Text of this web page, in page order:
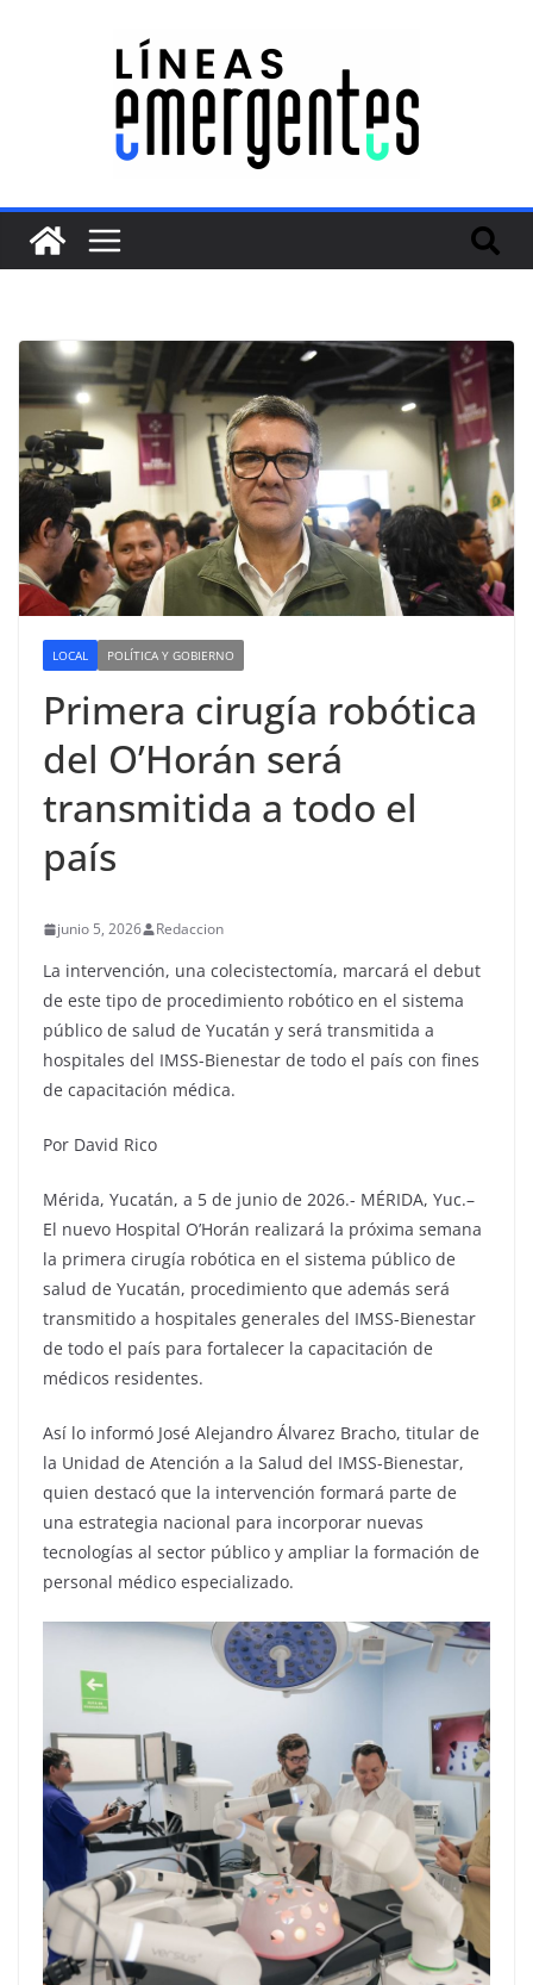
LOCAL POLÍTICA Y GOBIERNO
Primera cirugía robótica
del O’Horán será
transmitida a todo el
país
junio 5, 2026 Redaccion
La intervención, una colecistectomía, marcará el debut
de este tipo de procedimiento robótico en el sistema
público de salud de Yucatán y será transmitida a
hospitales del IMSS-Bienestar de todo el país con fines
de capacitación médica.
Por David Rico
Mérida, Yucatán, a 5 de junio de 2026.- MÉRIDA, Yuc.–
El nuevo Hospital O’Horán realizará la próxima semana
la primera cirugía robótica en el sistema público de
salud de Yucatán, procedimiento que además será
transmitido a hospitales generales del IMSS-Bienestar
de todo el país para fortalecer la capacitación de
médicos residentes.
Así lo informó José Alejandro Álvarez Bracho, titular de
la Unidad de Atención a la Salud del IMSS-Bienestar,
quien destacó que la intervención formará parte de
una estrategia nacional para incorporar nuevas
tecnologías al sector público y ampliar la formación de
personal médico especializado.